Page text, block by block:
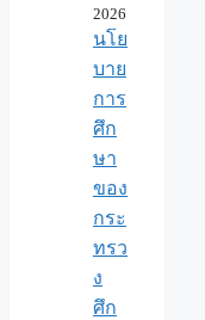
2026
นโย
บาย
การ
ศึก
ษา
ของ
กระ
ทรว
ง
ศึก